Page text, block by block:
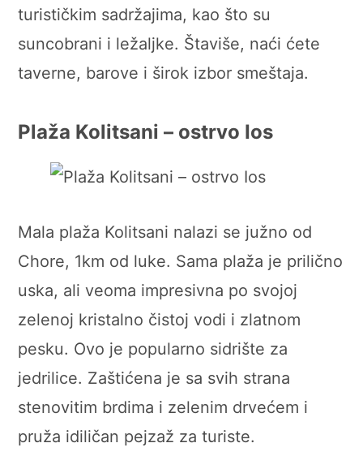
turističkim sadržajima, kao što su
suncobrani i ležaljke. Štaviše, naći ćete
taverne, barove i širok izbor smeštaja.
Plaža Kolitsani – ostrvo Ios
Mala plaža Kolitsani nalazi se južno od
Chore, 1km od luke. Sama plaža je prilično
uska, ali veoma impresivna po svojoj
zelenoj kristalno čistoj vodi i zlatnom
pesku. Ovo je popularno sidrište za
jedrilice. Zaštićena je sa svih strana
stenovitim brdima i zelenim drvećem i
pruža idiličan pejzaž za turiste.